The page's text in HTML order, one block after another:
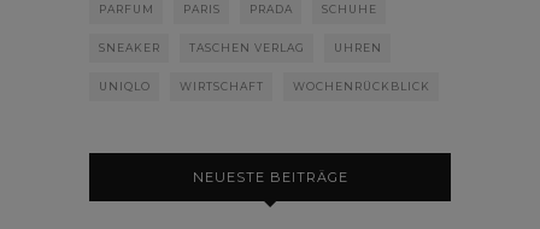
PARFUM PARIS PRADA SCHUHE
SNEAKER TASCHEN VERLAG UHREN
UNIQLO WIRTSCHAFT WOCHENRÜCKBLICK
NEUESTE BEITRÄGE